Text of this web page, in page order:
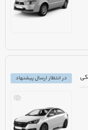
در انتظار ارسال پیشنهاد